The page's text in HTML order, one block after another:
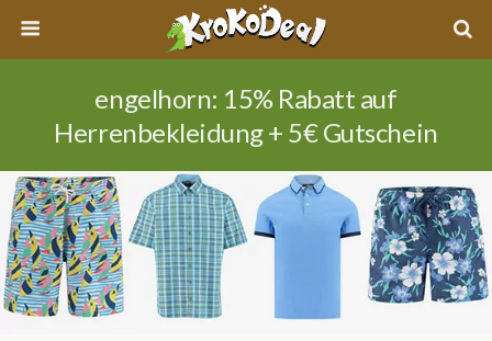
engelhorn: 15% Rabatt auf
Herrenbekleidung + 5€ Gutschein